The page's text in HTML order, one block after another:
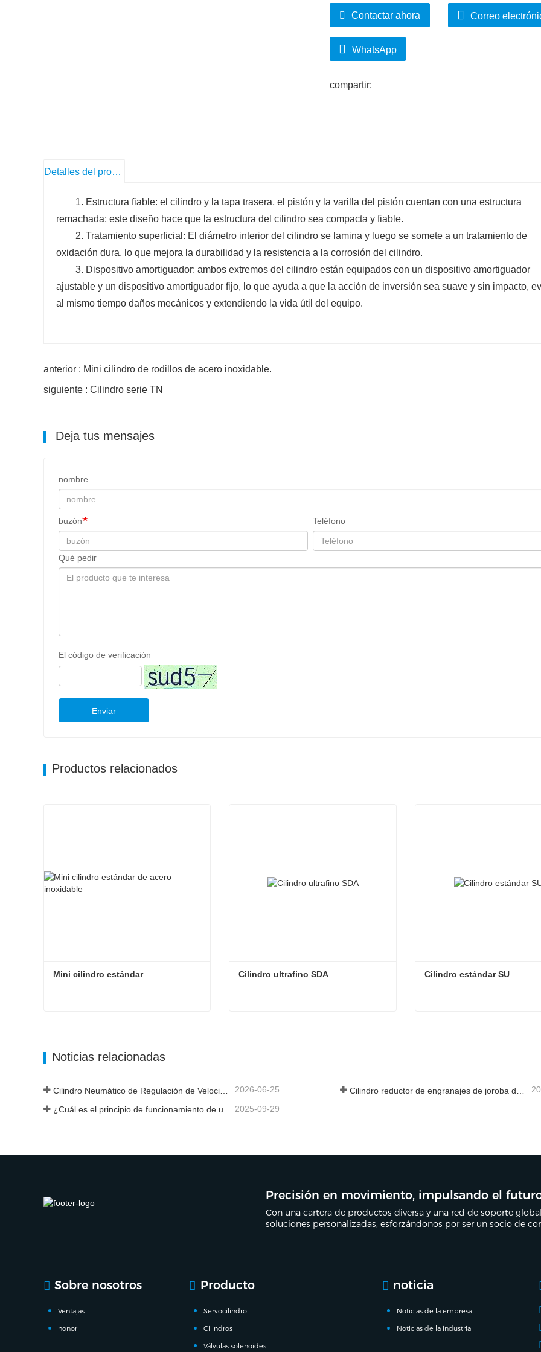
aplicación que requieren un gran recorrido.
Contactar ahora Correo
WhatsApp
compartir:
Detalles del producto
1. Estructura fiable: el cilindro y la tapa trasera, el pistón y la varilla del pistón cuentan con una estructura
remachada; este diseño hace que la estructura del cilindro sea compacta y fiable.
2. Tratamiento superficial: El diámetro interior del cilindro se lamina y luego se somete a un tratamiento de
oxidación dura, lo que mejora la durabilidad y la resistencia a la corrosión del cilindro.
3. Dispositivo amortiguador: ambos extremos del cilindro están equipados con un dispositivo amortiguador
ajustable y un dispositivo amortiguador fijo, lo que ayuda a que la acción de inversión sea suave y sin impacto,
al mismo tiempo daños mecánicos y extendiendo la vida útil del equipo.
anterior : Mini cilindro de rodillos de acero inoxidable.
siguiente : Cilindro serie TN
Deja tus mensajes
nombre
buzón Teléfono
Qué pedir
El código de verificación
Enviar
Productos relacionados
Mini cilindro estándar Cilindro ultrafino SDA Cilindro estándar SU
Noticias relacionadas
2026-06-25
2025-09-29
Precisión en movimiento, impulsando el
Con una cartera de productos diversa y una red de soporte
soluciones personalizadas, esforzándonos por ser un socio de
Sobre nosotros
Ventajas
honor
Producto
Servocilindro
Cilindros
Válvulas solenoides
noticia
Noticias de la empresa
Noticias de la industria